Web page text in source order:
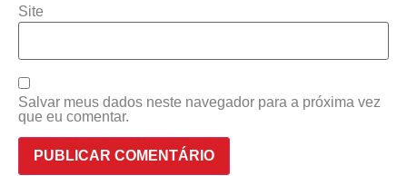
Site
Salvar meus dados neste navegador para a próxima vez
que eu comentar.